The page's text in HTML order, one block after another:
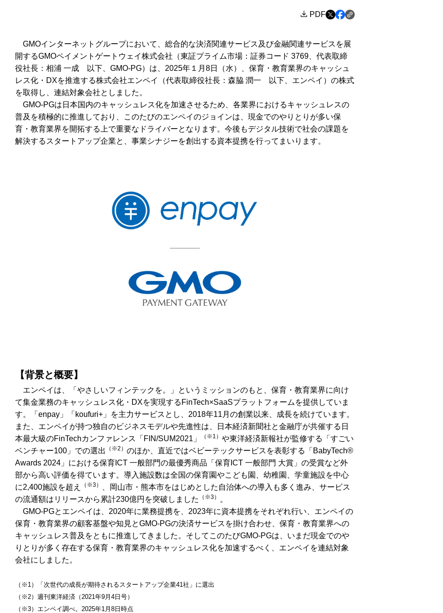
PDF
GMOインターネットグループにおいて、総合的な決済関連サービス及び金融関連サービスを展
開するGMOペイメントゲートウェイ株式会社（東証プライム市場：証券コード 3769、代表取締
役社長：相浦 一成 以下、GMO-PG）は、2025年１月8日（水）、保育・教育業界のキャッシュ
レス化・DXを推進する株式会社エンペイ（代表取締役社長：森脇 潤一 以下、エンペイ）の株式
を取得し、連結対象会社としました。
GMO-PGは日本国内のキャッシュレス化を加速させるため、各業界におけるキャッシュレスの
普及を積極的に推進しており、このたびのエンペイのジョインは、現金でのやりとりが多い保
育・教育業界を開拓する上で重要なドライバーとなります。今後もデジタル技術で社会の課題を
解決するスタートアップ企業と、事業シナジーを創出する資本提携を行ってまいります。
【背景と概要】
エンペイは、「やさしいフィンテックを。」というミッションのもと、保育・教育業界に向け
て集金業務のキャッシュレス化・DXを実現するFinTech×SaaSプラットフォームを提供していま
す。「enpay」「koufuri+」を主力サービスとし、2018年11月の創業以来、成長を続けています。
また、エンペイが持つ独自のビジネスモデルや先進性は、日本経済新聞社と金融庁が共催する日
本最大級のFinTechカンファレンス「FIN/SUM2021」
（※1） や東洋経済新報社が監修する「すごい
ベンチャー100」での選出
（※2） のほか、直近ではベビーテックサービスを表彰する「BabyTech®
Awards 2024」における保育ICT 一般部門の最優秀商品「保育ICT 一般部門 大賞」の受賞など外
部から高い評価を得ています。導入施設数は全国の保育園やこども園、幼稚園、学童施設を中心
に2,400施設を超え
（※3）
、岡山市・熊本市をはじめとした自治体への導入も多く進み、サービス
の流通額はリリースから累計230億円を突破しました
（※3）
。
GMO-PGとエンペイは、2020年に業務提携を、2023年に資本提携をそれぞれ行い、エンペイの
保育・教育業界の顧客基盤や知見とGMO-PGの決済サービスを掛け合わせ、保育・教育業界への
キャッシュレス普及をともに推進してきました。そしてこのたびGMO-PGは、いまだ現金でのや
りとりが多く存在する保育・教育業界のキャッシュレス化を加速するべく、エンペイを連結対象
会社にしました。
（※1）「次世代の成長が期待されるスタートアップ企業41社」に選出
（※2）週刊東洋経済（2021年9月4日号）
（※3）エンペイ調べ。2025年1月8日時点